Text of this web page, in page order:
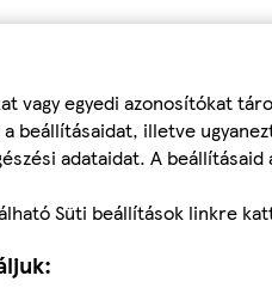
egyedi azonosítókat
beállításaidat, illetve
adataidat. A
Süti beállítások linkre